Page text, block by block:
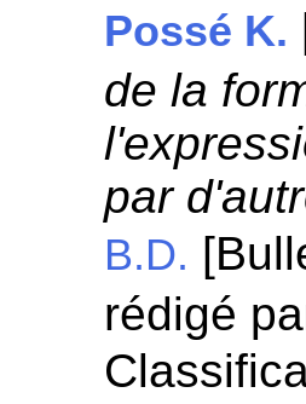
Possé K.
de la
par
B.D.
rédigé